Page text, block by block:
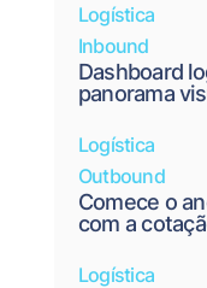
Logística
Inbound
Dashboard
panorama
Logística
Outbound
Comece o
com a
Logística